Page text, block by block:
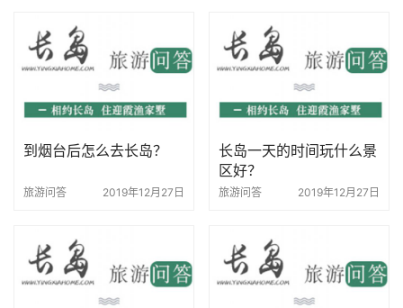
到烟台后怎么去长岛？
旅游问答 2019年12月27日
长岛一天的时间玩什么景
区好？
旅游问答 2019年12月27日